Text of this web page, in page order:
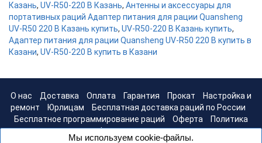
Казань, UV-R50-220 В Казань, Антенны и аксессуары для
портативных раций Адаптер питания для рации Quansheng
UV-R50 220 В Казань купить, UV-R50-220 В Казань купить,
Адаптер питания для рации Quansheng UV-R50 220 В купить в
Казани, UV-R50-220 В купить в Казани
О нас Доставка Оплата Гарантия Прокат
Настройка и
ремонт
Юрлицам
Бесплатная доставка раций по России
Бесплатное программирование раций
Оферта
Политика
конфиденциальности
Мы используем cookie-файлы.